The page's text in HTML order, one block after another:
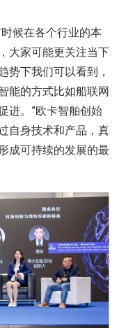
候在各个行业的本
大家可能更关注当下
势下我们可以看到，
能的方式比如船联网
进。”欧卡智舶创始
自身技术和产品，真
成可持续的发展的最